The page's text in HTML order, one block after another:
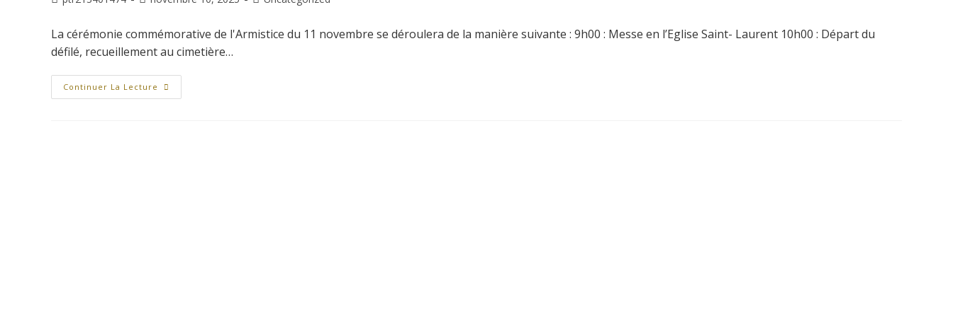
La cérémonie commémorative de l'Armistice du 11 novembre se déroulera de la manière suivante : 9h00 : Messe en l’Eglise Saint- Laurent 10h00 : Départ du
défilé, recueillement au cimetière…
Continuer La Lecture